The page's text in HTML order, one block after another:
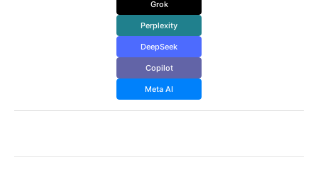
Grok
Perplexity
DeepSeek
Copilot
Meta AI